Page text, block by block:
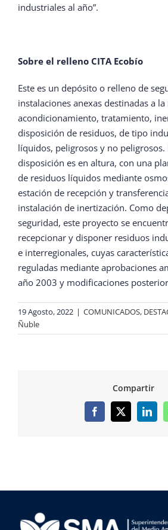
industriales al año”.
Sobre el relleno CITA Ecobío
Este es un depósito o relleno de
instalaciones anexas destinadas a la
acondicionamiento, tratamiento,
disposición de residuos, de tipo
líquidos, peligrosos y no peligrosos.
disposición es en altura, con una
de residuos líquidos mediante
estación de recepción y
instalación de inertización. Como
seguridad, este proyecto se
recepcionar y disponer residuos
e interregionales, cuyas
reguladas mediante aprobaciones
año 2003 y modificaciones
19 Agosto, 2022 | COMUNICADOS,
Ñuble
Compartir
Facebook
X